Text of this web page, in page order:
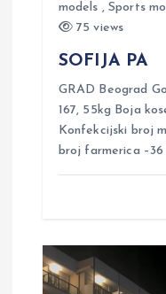
models ,Sports
75 views
SOFIJA PA
GRAD Beograd
167, 55kg Boja
Konfekcijski broj
broj farmerica